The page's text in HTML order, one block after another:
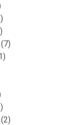
(7)